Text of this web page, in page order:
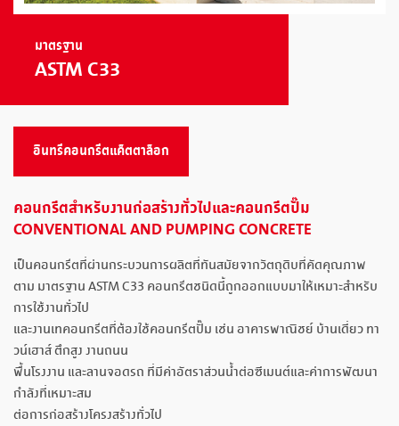
มาตรฐาน
ASTM C33
อินทรีคอนกรีตแค็ตตาล็อก
คอนกรีตสำหรับงานก่อสร้างทั่วไปและคอนกรีตปั๊ม
CONVENTIONAL AND PUMPING CONCRETE
เป็นคอนกรีตที่ผ่านกระบวนการผลิตที่ทันสมัยจากวัตถุดิบที่คัดคุณภาพ
ตาม มาตรฐาน ASTM C33 คอนกรีตชนิดนี้ถูกออกแบบมาให้เหมาะสำหรับ
การใช้งานทั่วไป
และงานเทคอนกรีตที่ต้องใช้คอนกรีตปั๊ม เช่น อาคารพาณิชย์ บ้านเดี่ยว ทา
วน์เฮาส์ ตึกสูง งานถนน
พื้นโรงงาน และลานจอดรถ ที่มีค่าอัตราส่วนน้ำต่อซีเมนต์และค่าการพัฒนา
กำลังที่เหมาะสม
ต่อการก่อสร้างโครงสร้างทั่วไป